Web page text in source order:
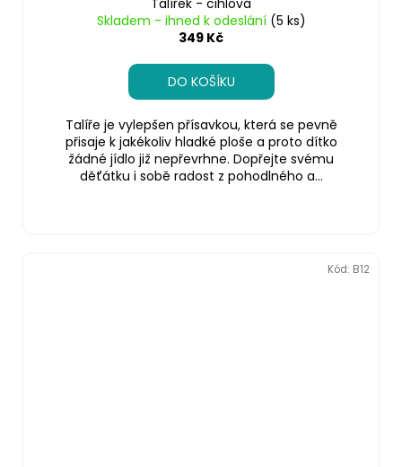
Skladem - ihned k odeslání (5 ks)
349 Kč
DO KOŠÍKU
Talíře je vylepšen přísavkou, která se pevně
přisaje k jakékoliv hladké ploše a proto dítko
žádné jídlo již nepřevrhne. Dopřejte svému
děťátku i sobě radost z pohodlného a...
Kód: B12